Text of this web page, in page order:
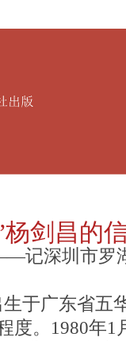
杨剑昌的
记深圳市罗
生于广东省五
度。1980年1